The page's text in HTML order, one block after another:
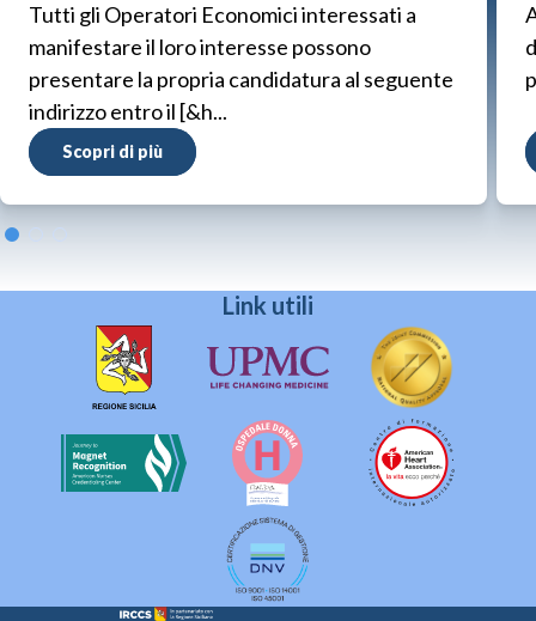
Tutti gli Operatori Economici interessati a
manifestare il loro interesse possono
presentare la propria candidatura al seguente
indirizzo entro il [&h...
Scopri di più
Link utili